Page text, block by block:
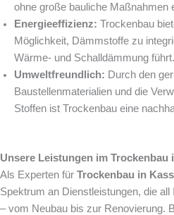
ohne große bauliche Maßnahmen
Energieeffizienz: Trockenbau
Möglichkeit, Dämmstoffe zu
Wärme- und Schalldämmung führt.
Umweltfreundlich: Durch den
Baustellenmaterialien und die
Stoffen ist Trockenbau eine
Unsere Leistungen im Trockenbau
Als Experten für Trockenbau in
Spektrum an Dienstleistungen, die
– vom Neubau bis zur Renovierung.